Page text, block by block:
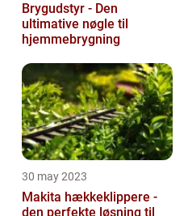
Brygudstyr - Den
ultimative nøgle til
hjemmebrygning
30 may 2023
Makita hækkeklippere -
den perfekte løsning til